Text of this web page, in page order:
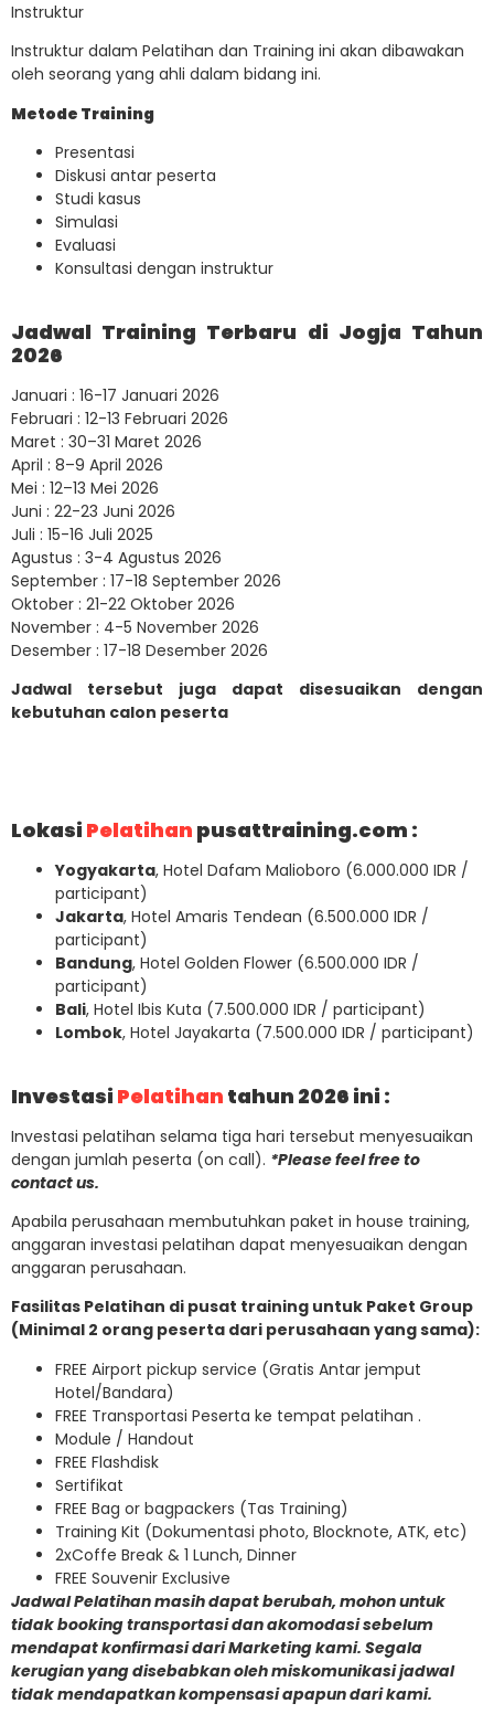
Instruktur
Instruktur dalam Pelatihan dan Training ini akan dibawakan
oleh seorang yang ahli dalam bidang ini.
Metode Training
Presentasi
Diskusi antar peserta
Studi kasus
Simulasi
Evaluasi
Konsultasi dengan instruktur
Jadwal Training Terbaru di Jogja Tahun
2026
Januari : 16-17 Januari 2026
Februari : 12-13 Februari 2026
Maret : 30–31 Maret 2026
April : 8–9 April 2026
Mei : 12–13 Mei 2026
Juni : 22-23 Juni 2026
Juli : 15-16 Juli 2025
Agustus : 3-4 Agustus 2026
September : 17-18 September 2026
Oktober : 21-22 Oktober 2026
November : 4-5 November 2026
Desember : 17-18 Desember 2026
Jadwal tersebut juga dapat disesuaikan dengan
kebutuhan calon peserta
Lokasi Pelatihan pusattraining.com :
Yogyakarta, Hotel Dafam Malioboro (6.000.000 IDR /
participant)
Jakarta, Hotel Amaris Tendean (6.500.000 IDR /
participant)
Bandung, Hotel Golden Flower (6.500.000 IDR /
participant)
Bali, Hotel Ibis Kuta (7.500.000 IDR / participant)
Lombok, Hotel Jayakarta (7.500.000 IDR / participant)
Investasi Pelatihan tahun 2026 ini :
Investasi pelatihan selama tiga hari tersebut menyesuaikan
dengan jumlah peserta (on call). *Please feel free to
contact us.
Apabila perusahaan membutuhkan paket in house training,
anggaran investasi pelatihan dapat menyesuaikan dengan
anggaran perusahaan.
Fasilitas Pelatihan di pusat training untuk Paket Group
(Minimal 2 orang peserta dari perusahaan yang sama):
FREE Airport pickup service (Gratis Antar jemput
Hotel/Bandara)
FREE Transportasi Peserta ke tempat pelatihan .
Module / Handout
FREE Flashdisk
Sertifikat
FREE Bag or bagpackers (Tas Training)
Training Kit (Dokumentasi photo, Blocknote, ATK, etc)
2xCoffe Break & 1 Lunch, Dinner
FREE Souvenir Exclusive
Jadwal Pelatihan masih dapat berubah, mohon untuk
tidak booking transportasi dan akomodasi sebelum
mendapat konfirmasi dari Marketing kami. Segala
kerugian yang disebabkan oleh miskomunikasi jadwal
tidak mendapatkan kompensasi apapun dari kami.